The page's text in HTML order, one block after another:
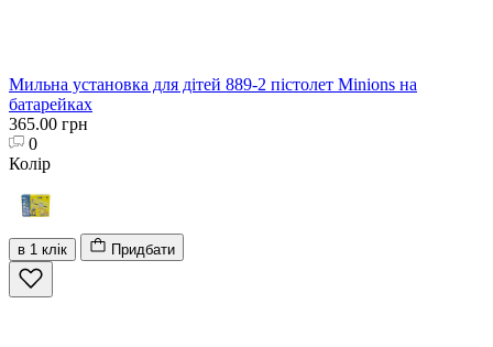
Мильна установка для дітей 889-2 пістолет Minions на
батарейках
365.00 грн
0
Колір
в 1 клік Придбати